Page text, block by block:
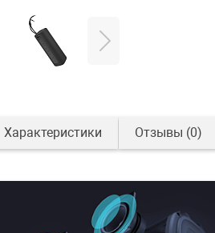
Характеристики Отзывы (0)